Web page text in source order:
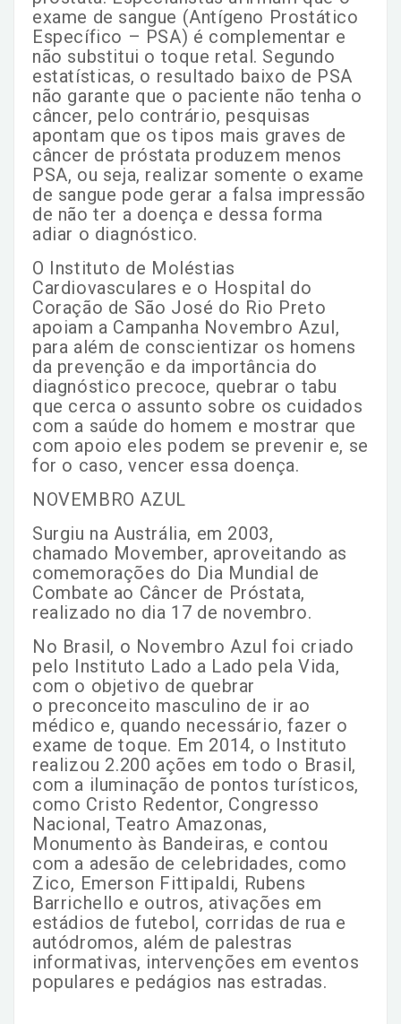
exame de sangue (Antígeno Prostático
Específico – PSA) é complementar e
não substitui o toque retal. Segundo
estatísticas, o resultado baixo de PSA
não garante que o paciente não tenha o
câncer, pelo contrário, pesquisas
apontam que os tipos mais graves de
câncer de próstata produzem menos
PSA, ou seja, realizar somente o exame
de sangue pode gerar a falsa impressão
de não ter a doença e dessa forma
adiar o diagnóstico.
O Instituto de Moléstias
Cardiovasculares e o Hospital do
Coração de São José do Rio Preto
apoiam a Campanha Novembro Azul,
para além de conscientizar os homens
da prevenção e da importância do
diagnóstico precoce, quebrar o tabu
que cerca o assunto sobre os cuidados
com a saúde do homem e mostrar que
com apoio eles podem se prevenir e, se
for o caso, vencer essa doença.
NOVEMBRO AZUL
Surgiu na Austrália, em 2003,
chamado Movember, aproveitando as
comemorações do Dia Mundial de
Combate ao Câncer de Próstata,
realizado no dia 17 de novembro.
No Brasil, o Novembro Azul foi criado
pelo Instituto Lado a Lado pela Vida,
com o objetivo de quebrar
o preconceito masculino de ir ao
médico e, quando necessário, fazer o
exame de toque. Em 2014, o Instituto
realizou 2.200 ações em todo o Brasil,
com a iluminação de pontos turísticos,
como Cristo Redentor, Congresso
Nacional, Teatro Amazonas,
Monumento às Bandeiras, e contou
com a adesão de celebridades, como
Zico, Emerson Fittipaldi, Rubens
Barrichello e outros, ativações em
estádios de futebol, corridas de rua e
autódromos, além de palestras
informativas, intervenções em eventos
populares e pedágios nas estradas.